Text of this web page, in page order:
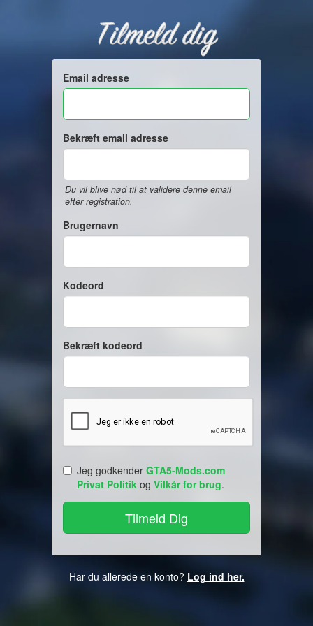
Tilmeld dig
Email adresse
Bekræft email adresse
Du vil blive nød til at validere denne email
efter registration.
Brugernavn
Kodeord
Bekræft kodeord
Jeg godkender GTA5-Mods.com
Privat Politik og Vilkår for brug.
Har du allerede en konto? Log ind her.